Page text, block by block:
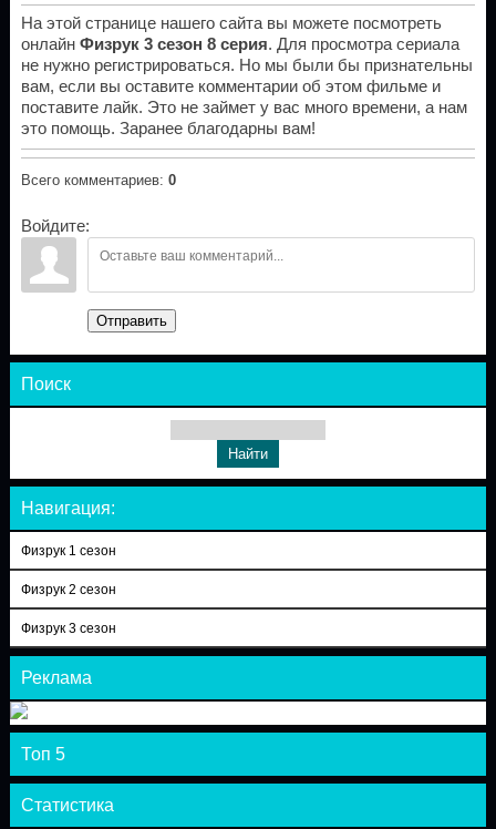
На этой странице нашего сайта вы можете посмотреть
онлайн Физрук 3 сезон 8 серия. Для просмотра сериала
не нужно регистрироваться. Но мы были бы признательны
вам, если вы оставите комментарии об этом фильме и
поставите лайк. Это не займет у вас много времени, а нам
это помощь. Заранее благодарны вам!
Всего комментариев: 0
Войдите:
Отправить
Поиск
Навигация:
Физрук 1 сезон
Физрук 2 сезон
Физрук 3 сезон
Реклама
Топ 5
Статистика